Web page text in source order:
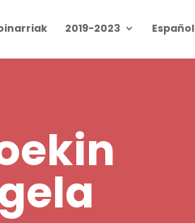
2019-2023 Español